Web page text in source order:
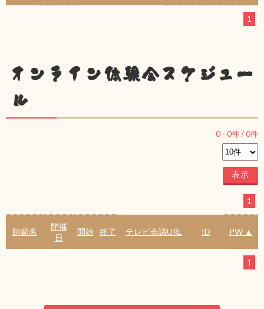
1
オンライン体験会スケジュー
ル
0 - 0件 /0件
1
師範名
開催
日
開始 終了 テレビ会議URL ID PW ▲
1